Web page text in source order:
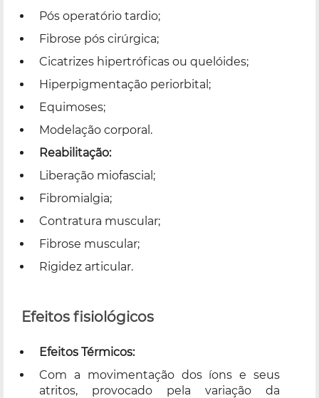
Pós operatório tardio;
Fibrose pós cirúrgica;
Cicatrizes hipertróficas ou quelóides;
Hiperpigmentação periorbital;
Equimoses;
Modelação corporal.
Reabilitação:
Liberação miofascial;
Fibromialgia;
Contratura muscular;
Fibrose muscular;
Rigidez articular.
Efeitos fisiológicos
Efeitos Térmicos:
Com a movimentação dos íons e seus
atritos, provocado pela variação da